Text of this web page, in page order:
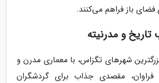
فضای باز فراهم می‌کنند.
و مدرنیته
شهرهای تگزاس، با معماری مدرن و
فراوان، مقصدی جذاب برای گردشگران